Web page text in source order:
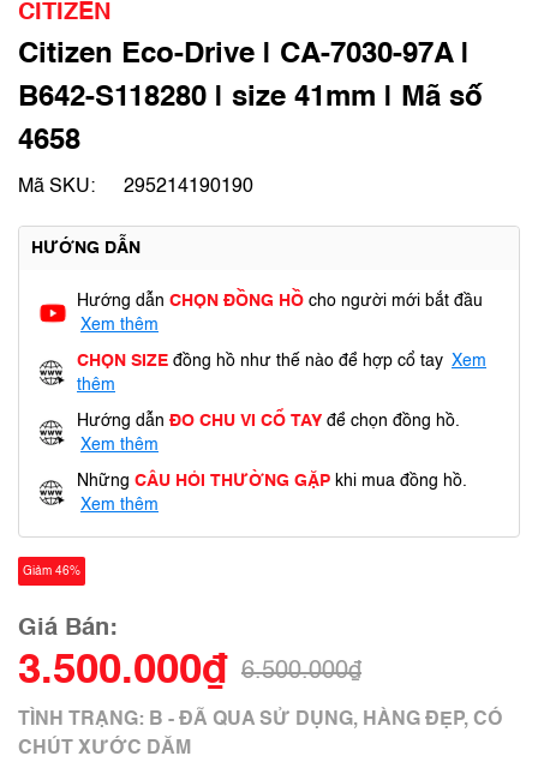
CITIZEN
Citizen Eco-Drive | CA-7030-97A |
B642-S118280 | size 41mm | Mã số
4658
Mã SKU: 295214190190
HƯỚNG DẪN
Hướng dẫn CHỌN ĐỒNG HỒ cho người mới bắt đầu
Xem thêm
CHỌN SIZE đồng hồ như thế nào để hợp cổ tay Xem
thêm
Hướng dẫn ĐO CHU VI CỔ TAY để chọn đồng hồ.
Xem thêm
Những CÂU HỎI THƯỜNG GẶP khi mua đồng hồ.
Xem thêm
Giảm 46%
Giá Bán:
3.500.000₫ 6.500.000₫
TÌNH TRẠNG: B - ĐÃ QUA SỬ DỤNG, HÀNG ĐẸP, CÓ
CHÚT XƯỚC DĂM